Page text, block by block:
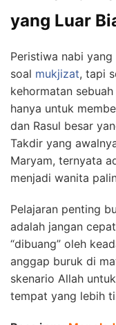
yang Luar
Peristiwa nabi
soal mukjizat, tapi
kehormatan
hanya untuk
dan Rasul besar
Takdir yang
Maryam, ternyata
menjadi wanita
Pelajaran penting
adalah jangan
“dibuang” oleh
anggap buruk di
skenario Allah
tempat yang lebih